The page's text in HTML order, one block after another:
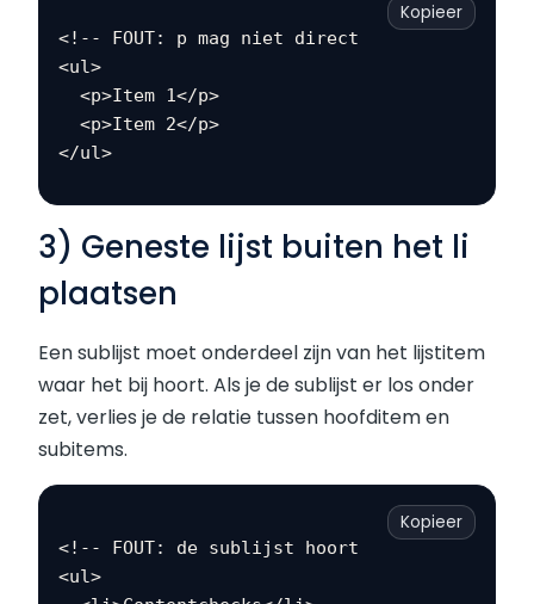
<!-- FOUT: p mag niet direct in ul -->
<ul>
  <p>Item 1</p>
  <p>Item 2</p>
Kopieer
3) Geneste lijst buiten het li
plaatsen
Een sublijst moet onderdeel zijn van het lijstitem
waar het bij hoort. Als je de sublijst er los onder
zet, verlies je de relatie tussen hoofditem en
subitems.
<!-- FOUT: de sublijst hoort binnen het li
<ul>
Kopieer